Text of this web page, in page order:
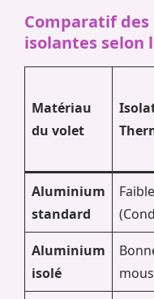
Comparatif
isolantes selon
Matériau
du volet
Aluminium
standard
Faible
Aluminium
isolé